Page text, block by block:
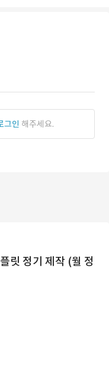
그인 해주세요.
릿 정기 제작 (월 정